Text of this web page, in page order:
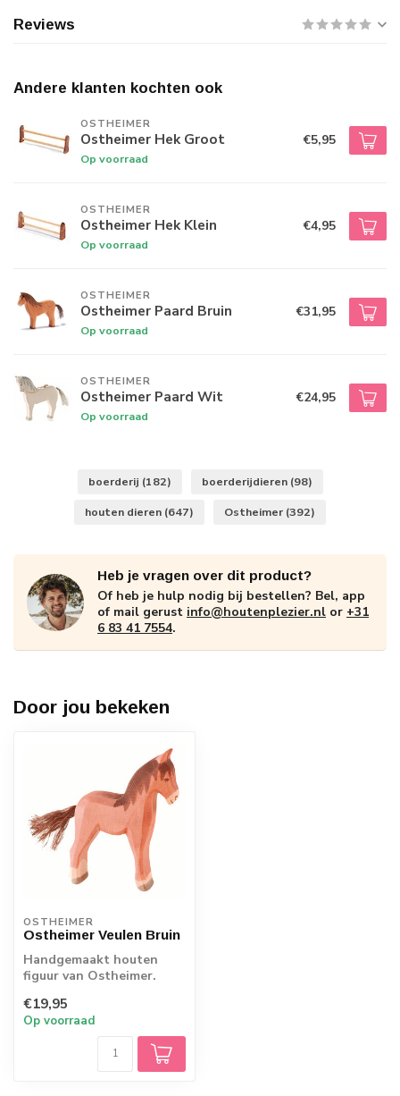
Reviews
Andere klanten kochten ook
OSTHEIMER
Ostheimer Hek Groot
Op voorraad
€5,95
OSTHEIMER
Ostheimer Hek Klein
Op voorraad
€4,95
OSTHEIMER
Ostheimer Paard Bruin
Op voorraad
€31,95
OSTHEIMER
Ostheimer Paard Wit
Op voorraad
€24,95
boerderij (182) boerderijdieren (98)
houten dieren (647) Ostheimer (392)
Heb je vragen over dit product?
Of heb je hulp nodig bij bestellen? Bel, app
of mail gerust info@houtenplezier.nl or +31
6 83 41 7554.
Door jou bekeken
OSTHEIMER
Ostheimer Veulen Bruin
Handgemaakt houten
figuur van Ostheimer.
€19,95
Op voorraad